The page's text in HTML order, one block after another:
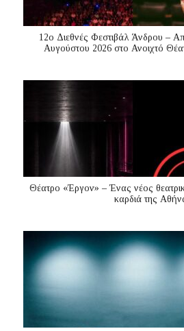
12ο Διεθνές Φεστιβάλ Άνδρου –
Αυγούστου 2026 στο Ανοιχτό
Θέατρο «Έργον» – Ένας νέος
καρδιά της